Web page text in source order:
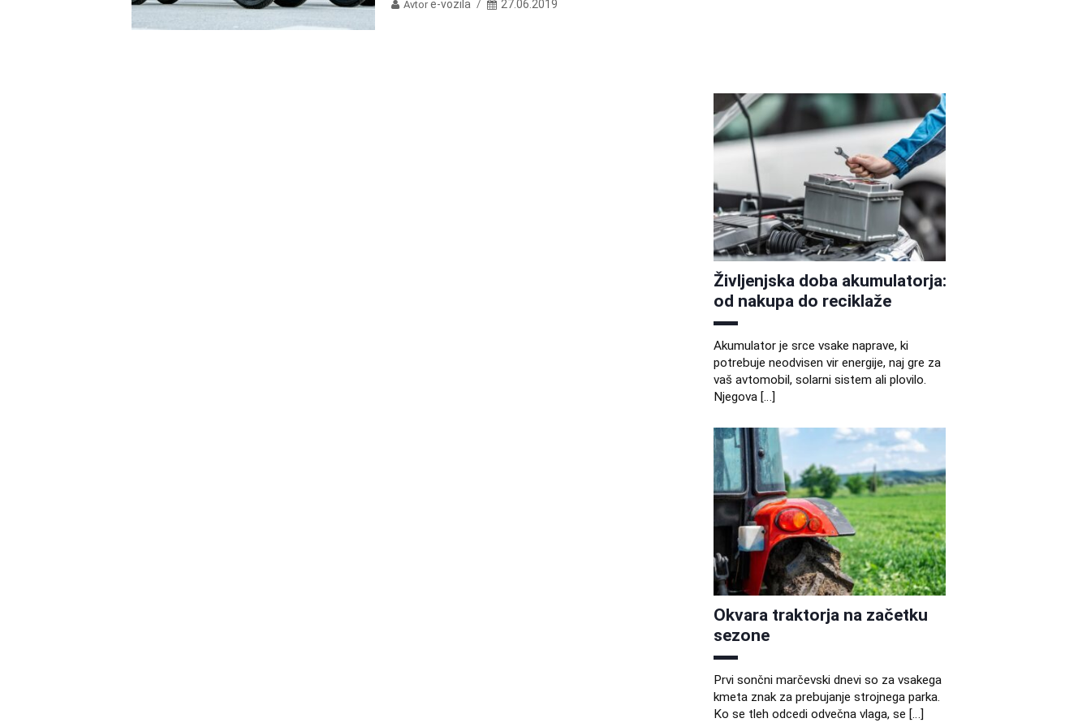
Avtor e-vozila 27.06.2019
Življenjska doba akumulatorja:
od nakupa do reciklaže
Akumulator je srce vsake naprave, ki
potrebuje neodvisen vir energije, naj gre za
vaš avtomobil, solarni sistem ali plovilo.
Njegova […]
Okvara traktorja na začetku
sezone
Prvi sončni marčevski dnevi so za vsakega
kmeta znak za prebujanje strojnega parka.
Ko se tleh odcedi odvečna vlaga, se […]